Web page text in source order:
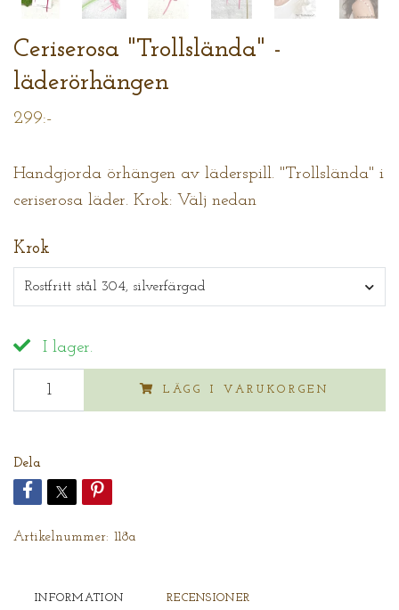
Ceriserosa "Trollslända" -
läderörhängen
299:-
Handgjorda örhängen av läderspill. "Trollslända" i
ceriserosa läder. Krok: Välj nedan
Krok
Rostfritt stål 304, silverfärgad
I lager.
LÄGG I VARUKORGEN
Dela
Artikelnummer: 118a
INFORMATION RECENSIONER